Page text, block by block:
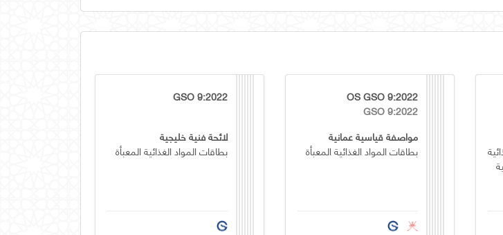
OS GSO 9:2022
GSO 9:2022
مواصفة قياسية عمانية
بطاقات المواد الغذائية المعبأة
GSO 9:2022
لائحة فنية خليجية
بطاقات المواد الغذائية المعبأة